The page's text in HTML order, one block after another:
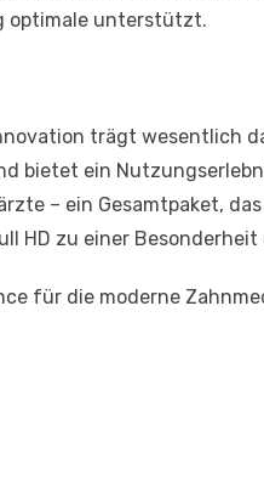
optimale unterstützt.
trägt wesentlich
bietet ein
– ein Gesamtpaket,
HD zu einer
für die moderne